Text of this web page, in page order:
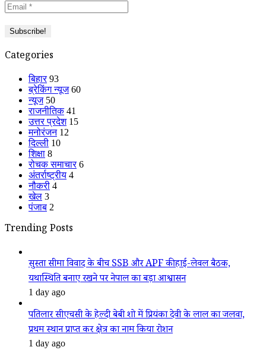
Categories
बिहार 93
ब्रेकिंग न्यूज 60
न्यूज 50
राजनीतिक 41
उत्तर प्रदेश 15
मनोरंजन 12
दिल्ली 10
शिक्षा 8
रोचक समाचार 6
अंतर्राष्ट्रीय 4
नौकरी 4
खेल 3
पंजाब 2
Trending Posts
सुस्ता सीमा विवाद के बीच SSB और APF की हाई-लेवल बैठक,
यथास्थिति बनाए रखने पर नेपाल का बड़ा आश्वासन
1 day ago
पतिलार सीएचसी के हेल्दी बेबी शो में प्रियंका देवी के लाल का जलवा,
प्रथम स्थान प्राप्त कर क्षेत्र का नाम किया रोशन
1 day ago